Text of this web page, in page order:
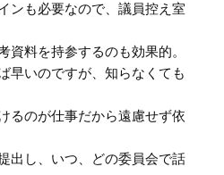
ンも必要なので、議員控え室
料を持参するのも効果的。
早いのですが、知らなくても
るのが仕事だから遠慮せず依
出し、いつ、どの委員会で話